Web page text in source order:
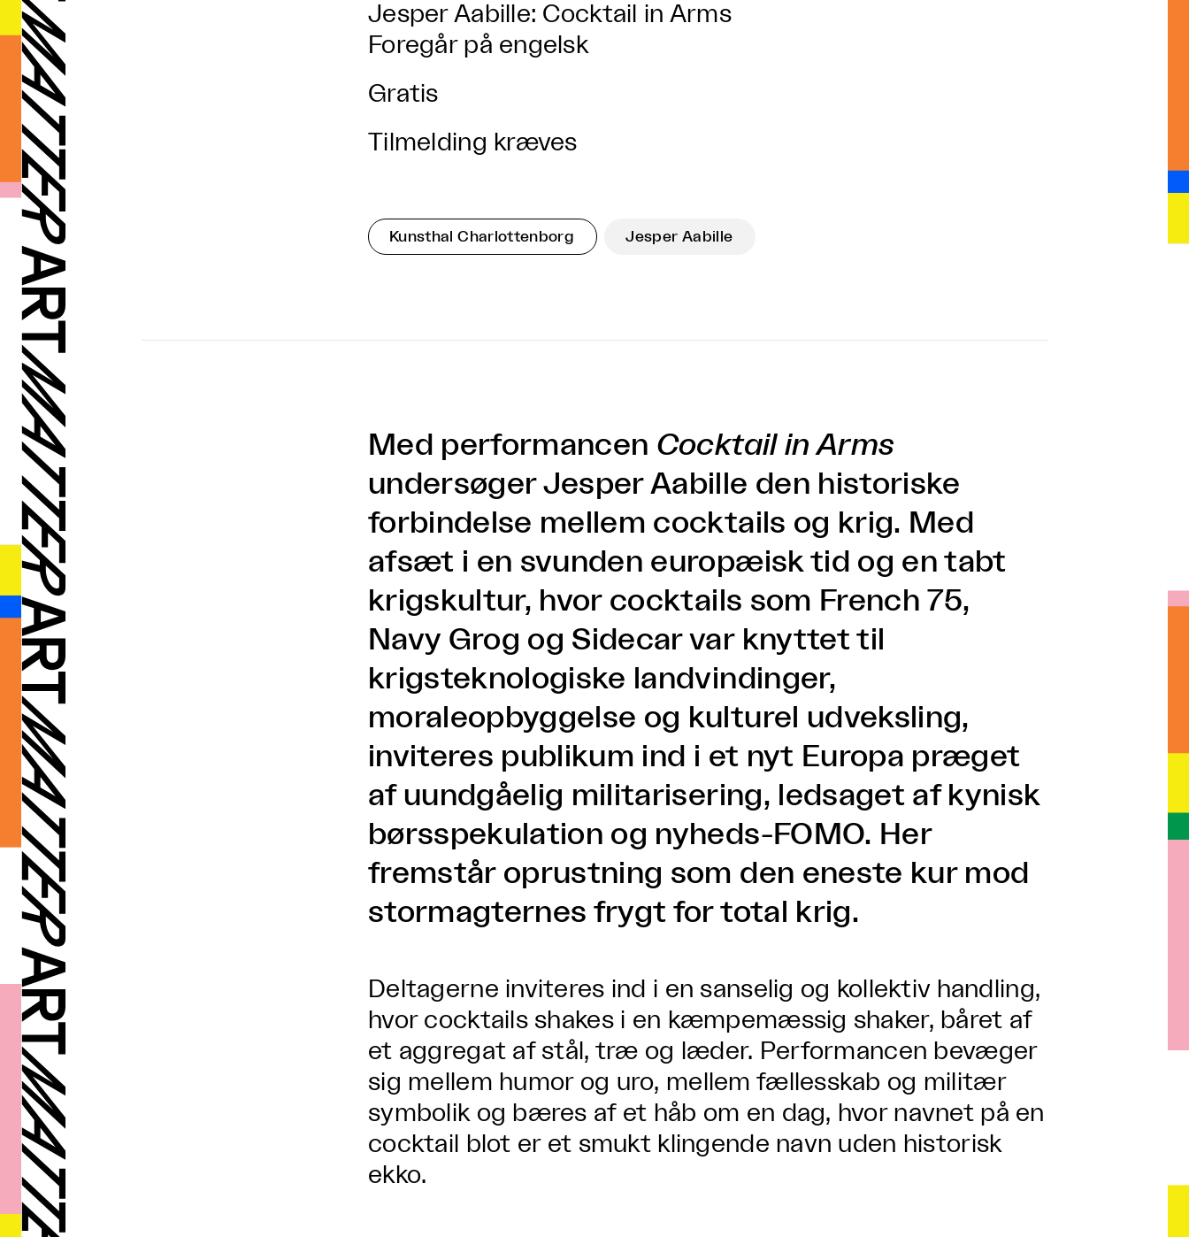
Jesper Aabille: Cocktail in Arms
Foregår på engelsk
Gratis
Tilmelding kræves
Kunsthal Charlottenborg Jesper Aabille
Med performancen Cocktail in Arms
undersøger Jesper Aabille den historiske
forbindelse mellem cocktails og krig. Med
afsæt i en svunden europæisk tid og en tabt
krigskultur, hvor cocktails som French 75,
Navy Grog og Sidecar var knyttet til
krigsteknologiske landvindinger,
moraleopbyggelse og kulturel udveksling,
inviteres publikum ind i et nyt Europa præget
af uundgåelig militarisering, ledsaget af kynisk
børsspekulation og nyheds-FOMO. Her
fremstår oprustning som den eneste kur mod
stormagternes frygt for total krig.
Deltagerne inviteres ind i en sanselig og kollektiv handling,
hvor cocktails shakes i en kæmpemæssig shaker, båret af
et aggregat af stål, træ og læder. Performancen bevæger
sig mellem humor og uro, mellem fællesskab og militær
symbolik og bæres af et håb om en dag, hvor navnet på en
cocktail blot er et smukt klingende navn uden historisk
ekko.